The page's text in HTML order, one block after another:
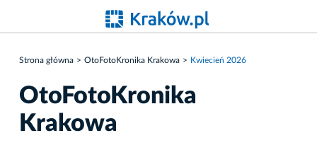
Strona główna OtoFotoKronika Krakowa Kwiecień 2026
OtoFotoKronika
Krakowa